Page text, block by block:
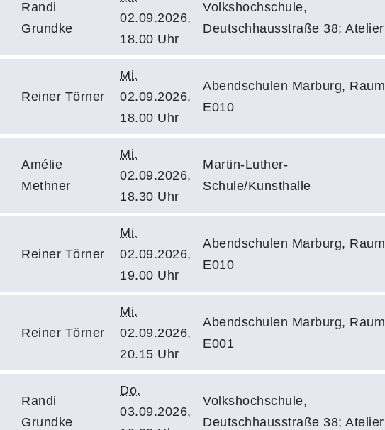
Randi
Grundke
02.09.2026,
18.00 Uhr
Volkshochschule,
Deutschhausstraße 38; Atelier
Reiner Törner
Mi.
02.09.2026,
18.00 Uhr
Abendschulen Marburg, Raum
E010
Amélie
Methner
Mi.
02.09.2026,
18.30 Uhr
Martin-Luther-
Schule/Kunsthalle
Reiner Törner
Mi.
02.09.2026,
19.00 Uhr
Abendschulen Marburg, Raum
E010
Reiner Törner
Mi.
02.09.2026,
20.15 Uhr
Abendschulen Marburg, Raum
E001
Randi
Grundke
Do.
03.09.2026,
Volkshochschule,
Deutschhausstraße 38; Atelier